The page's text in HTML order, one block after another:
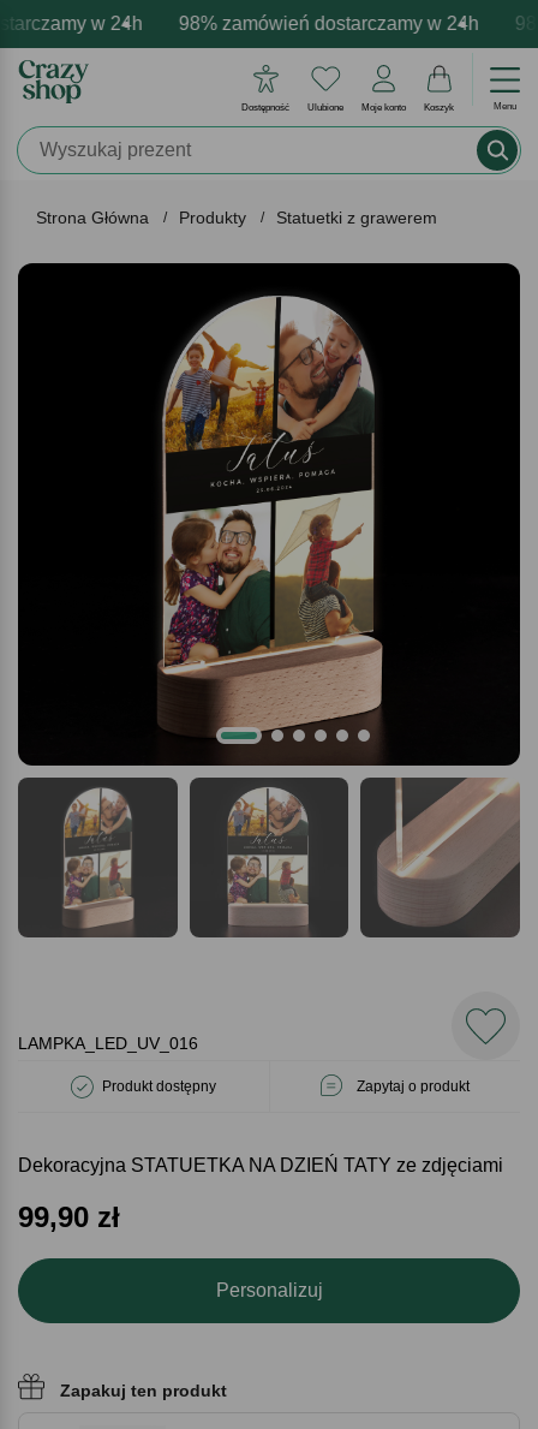
w 24h 98% zamówień dostarczamy w 24h
personalizacja produktów Profesjonalna i darmowa
emocje - zawsze udane prezenty Prezentujemy
Dostępność Ulubione Moje konto Koszyk Menu
Strona Główna Produkty Statuetki z grawerem
LAMPKA_LED_UV_016
Produkt dostępny Zapytaj o produkt
Dekoracyjna STATUETKA NA DZIEŃ TATY ze zdjęciami
99,90 zł
Personalizuj
Zapakuj ten produkt